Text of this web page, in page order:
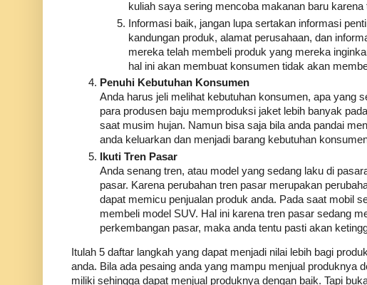
kuliah saya sering mencoba makanan baru
Informasi baik, jangan lupa sertakan informasi
kandungan produk, alamat perusahaan, dan
mereka telah membeli produk yang mereka
hal ini akan membuat konsumen tidak akan
Penuhi Kebutuhan Konsumen
Anda harus jeli melihat kebutuhan konsumen, apa yang
para produsen baju memproduksi jaket lebih banyak
saat musim hujan. Namun bisa saja bila anda pandai
anda keluarkan dan menjadi barang kebutuhan
Ikuti Tren Pasar
Anda senang tren, atau model yang sedang laku di
pasar. Karena perubahan tren pasar merupakan
dapat memicu penjualan produk anda. Pada saat mobil
membeli model SUV. Hal ini karena tren pasar sedang
perkembangan pasar, maka anda tentu pasti akan
Itulah 5 daftar langkah yang dapat menjadi nilai lebih bagi
anda. Bila ada pesaing anda yang mampu menjual produknya
miliki sehingga dapat menjual produknya dengan baik. Tapi